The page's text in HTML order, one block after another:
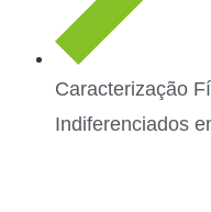
Caracterização
Indiferenciados